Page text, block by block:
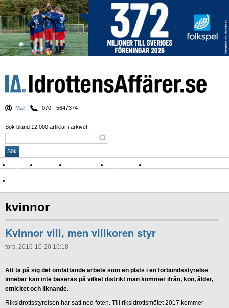
Mail 070 - 5647374
Sök bland 12.000 artiklar i arkivet:
Nyheter Krönikor Sport & spel Nyhetsbrev
kvinnor
Kvinnor vill, men villkoren styr
tors, 2016-10-20 16:18
Att ta på sig det omfattande arbete som en plats i en förbundsstyrelse
innebär kan inte baseras på vilket distrikt man kommer ifrån, kön, ålder,
etnicitet och liknande.
Riksidrottsstyrelsen har satt ned foten. Till riksidrottsmötet 2017 kommer